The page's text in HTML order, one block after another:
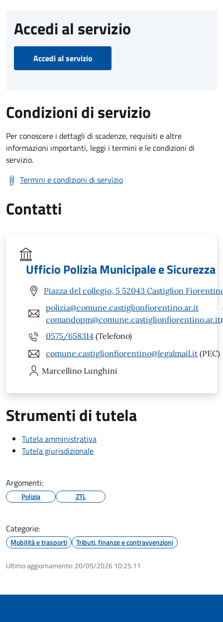
Accedi al servizio
Accedi al servizio
Condizioni di servizio
Per conoscere i dettagli di scadenze, requisiti e altre
informazioni importanti, leggi i termini e le condizioni di
servizio.
Termini e condizioni di servizio
Contatti
Ufficio Polizia Municipale e Sicurezza
Piazza del collegio, 5 52043 Castiglion
polizia@comune.castiglionfiorentino.ar.it
comandopm@comune.castiglionfiorentino.ar.it
0575/658314 (Telefono)
comune.castiglionfiorentino@legalmail.it (PEC)
Marcellino Lunghini
Strumenti di tutela
Tutela amministrativa
Tutela giurisdizionale
Argomenti:
Polizia ZTL
Categorie:
Mobilità e trasporti Tributi, finanze e contravvenzioni
Ultimo aggiornamento: 20/05/2026 10:25.11